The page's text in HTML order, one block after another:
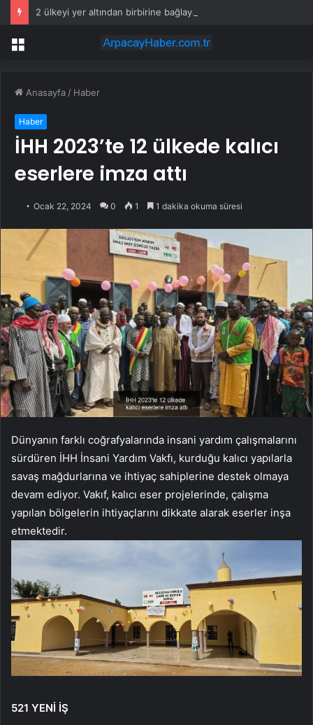
Menü
Anasayfa / Haber
Haber
İHH 2023’te 12 ülkede kalıcı
eserlere imza attı
Ocak 22, 2024 0 1 1 dakika okuma süresi
Dünyanın farklı coğrafyalarında insani yardım çalışmalarını
sürdüren İHH İnsani Yardım Vakfı, kurduğu kalıcı yapılarla
savaş mağdurlarına ve ihtiyaç sahiplerine destek olmaya
devam ediyor. Vakıf, kalıcı eser projelerinde, çalışma
yapılan bölgelerin ihtiyaçlarını dikkate alarak eserler inşa
etmektedir.
521 YENİ İŞ